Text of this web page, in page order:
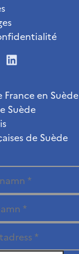
France en Suède
Suède
de Suède